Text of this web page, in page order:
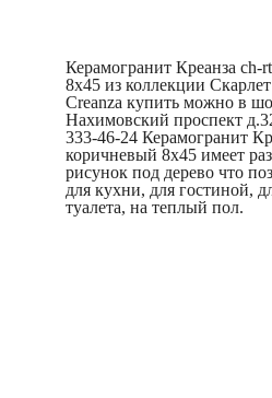
Керамогранит Креанза
8x45 из коллекции
Creanza купить можно в
Нахимовский проспект
333-46-24 Керамогранит
коричневый 8x45 имеет
рисунок под дерево что
для кухни, для гостиной,
туалета, на теплый пол.